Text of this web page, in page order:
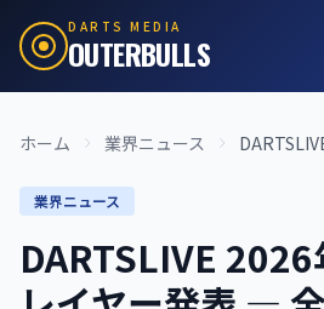
DARTS MEDIA
OUTERBULLS
ホーム 業界ニュース
業界ニュース
DARTSLIVE